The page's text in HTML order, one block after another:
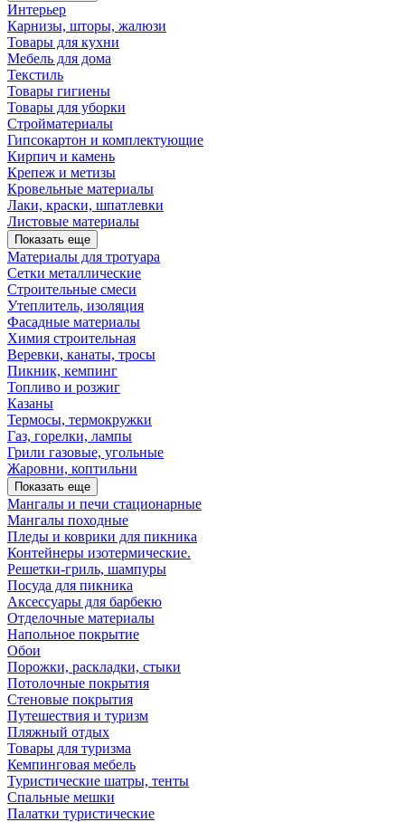
Интерьер
Карнизы, шторы, жалюзи
Товары для кухни
Мебель для дома
Текстиль
Товары гигиены
Товары для уборки
Стройматериалы
Гипсокартон и комплектующие
Кирпич и камень
Крепеж и метизы
Кровельные материалы
Лаки, краски, шпатлевки
Листовые материалы
Показать еще
Материалы для тротуара
Сетки металлические
Строительные смеси
Утеплитель, изоляция
Фасадные материалы
Химия строительная
Веревки, канаты, тросы
Пикник, кемпинг
Топливо и розжиг
Казаны
Термосы, термокружки
Газ, горелки, лампы
Грили газовые, угольные
Жаровни, коптильни
Показать еще
Мангалы и печи стационарные
Мангалы походные
Пледы и коврики для пикника
Контейнеры изотермические.
Решетки-гриль, шампуры
Посуда для пикника
Аксессуары для барбекю
Отделочные материалы
Напольное покрытие
Обои
Порожки, раскладки, стыки
Потолочные покрытия
Стеновые покрытия
Путешествия и туризм
Пляжный отдых
Товары для туризма
Кемпинговая мебель
Туристические шатры, тенты
Спальные мешки
Палатки туристические